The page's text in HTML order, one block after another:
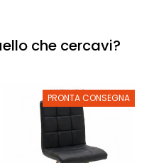
che cercavi?
PRONTA CONSEGNA